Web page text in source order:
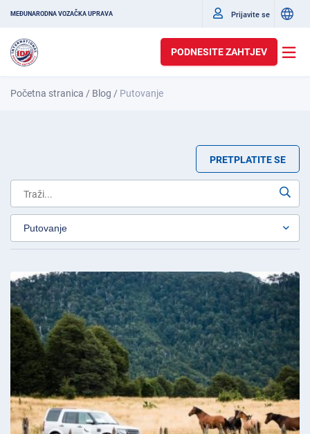
MEĐUNARODNA VOZAČKA UPRAVA Prijavite se
PODNESITE ZAHTJEV
Početna stranica / Blog / Putovanje
PRETPLATITE SE